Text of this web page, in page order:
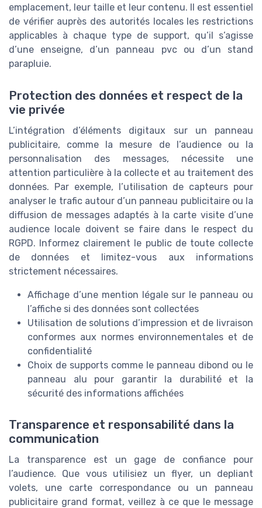
emplacement, leur taille et leur contenu. Il est essentiel
de vérifier auprès des autorités locales les restrictions
applicables à chaque type de support, qu’il s’agisse
d’une enseigne, d’un panneau pvc ou d’un stand
parapluie.
Protection des données et respect de la
vie privée
L’intégration d’éléments digitaux sur un panneau
publicitaire, comme la mesure de l’audience ou la
personnalisation des messages, nécessite une
attention particulière à la collecte et au traitement des
données. Par exemple, l’utilisation de capteurs pour
analyser le trafic autour d’un panneau publicitaire ou la
diffusion de messages adaptés à la carte visite d’une
audience locale doivent se faire dans le respect du
RGPD. Informez clairement le public de toute collecte
de données et limitez-vous aux informations
strictement nécessaires.
Affichage d’une mention légale sur le panneau ou
l’affiche si des données sont collectées
Utilisation de solutions d’impression et de livraison
conformes aux normes environnementales et de
confidentialité
Choix de supports comme le panneau dibond ou le
panneau alu pour garantir la durabilité et la
sécurité des informations affichées
Transparence et responsabilité dans la
communication
La transparence est un gage de confiance pour
l’audience. Que vous utilisiez un flyer, un depliant
volets, une carte correspondance ou un panneau
publicitaire grand format, veillez à ce que le message